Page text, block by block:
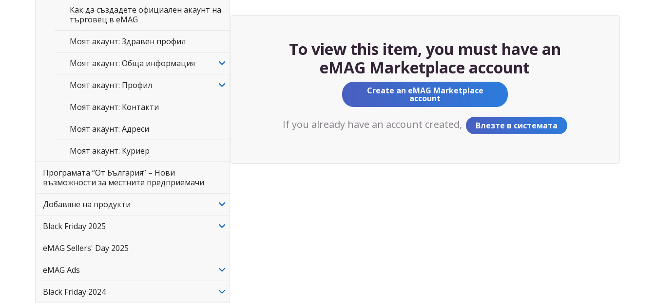
Как да създадете официален акаунт на
търговец в eMAG
Моят акаунт: Здравен профил
Моят акаунт: Обща информация
Моят акаунт: Профил
Моят акаунт: Контакти
Моят акаунт: Адреси
Моят акаунт: Куриер
Програмата “От България” – Нови
възможности за местните предприемачи
Добавяне на продукти
Black Friday 2025
eMAG Sellers' Day 2025
eMAG Ads
Black Friday 2024
To view this item, you must have an
eMAG Marketplace account
Create an eMAG Marketplace
account
If you already have an account created, Влезте в системата